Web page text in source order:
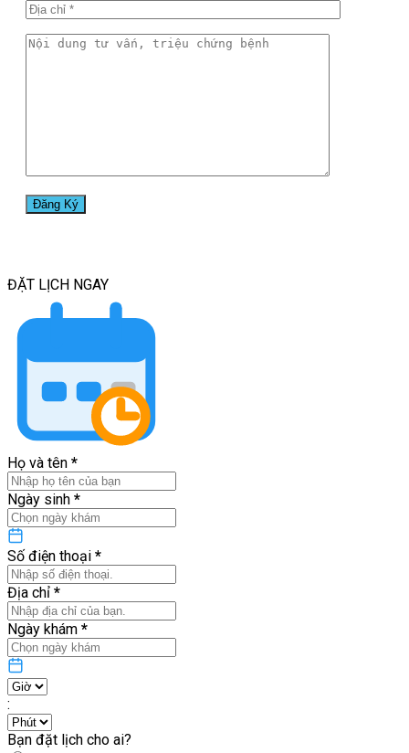
ĐẶT LỊCH NGAY
Họ và tên *
Ngày sinh *
Số điện thoại *
Địa chỉ *
Ngày khám *
:
Bạn đặt lịch cho ai?